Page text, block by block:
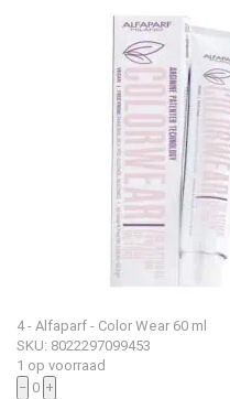
4 - Alfaparf - Color Wear 60 ml
SKU: 8022297099453
1 op voorraad
− 0 +